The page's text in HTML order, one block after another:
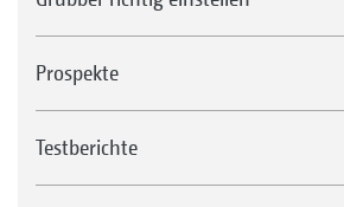
Prospekte
Testberichte